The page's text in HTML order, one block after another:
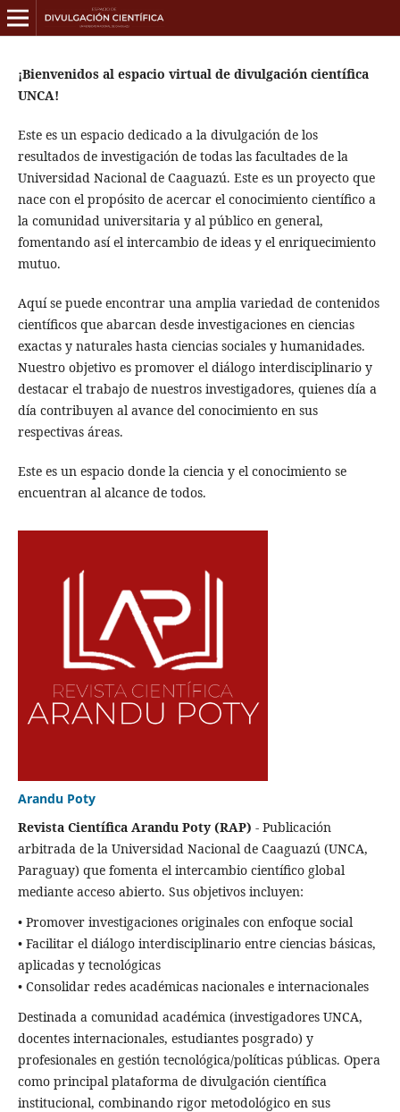
¡Bienvenidos al espacio virtual de divulgación científica
UNCA!
Este es un espacio dedicado a la divulgación de los
resultados de investigación de todas las facultades de la
Universidad Nacional de Caaguazú. Este es un proyecto que
nace con el propósito de acercar el conocimiento científico a
la comunidad universitaria y al público en general,
fomentando así el intercambio de ideas y el enriquecimiento
mutuo.
Aquí se puede encontrar una amplia variedad de contenidos
científicos que abarcan desde investigaciones en ciencias
exactas y naturales hasta ciencias sociales y humanidades.
Nuestro objetivo es promover el diálogo interdisciplinario y
destacar el trabajo de nuestros investigadores, quienes día a
día contribuyen al avance del conocimiento en sus
respectivas áreas.
Este es un espacio donde la ciencia y el conocimiento se
encuentran al alcance de todos.
Arandu Poty
Revista Científica Arandu Poty (RAP) - Publicación
arbitrada de la Universidad Nacional de Caaguazú (UNCA,
Paraguay) que fomenta el intercambio científico global
mediante acceso abierto. Sus objetivos incluyen:
• Promover investigaciones originales con enfoque social
• Facilitar el diálogo interdisciplinario entre ciencias básicas,
aplicadas y tecnológicas
• Consolidar redes académicas nacionales e internacionales
Destinada a comunidad académica (investigadores UNCA,
docentes internacionales, estudiantes posgrado) y
profesionales en gestión tecnológica/políticas públicas. Opera
como principal plataforma de divulgación científica
institucional, combinando rigor metodológico en sus